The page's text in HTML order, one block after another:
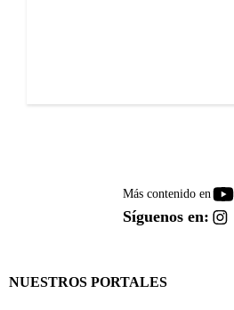
Más contenido en
Síguenos en:
NUESTROS PORTALES